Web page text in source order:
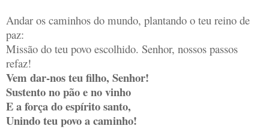
Andar os caminhos do mundo, plantando o teu reino de
paz:
Missão do teu povo escolhido. Senhor, nossos passos
refaz!
Vem dar-nos teu filho, Senhor!
Sustento no pão e no vinho
E a força do espírito santo,
Unindo teu povo a caminho!